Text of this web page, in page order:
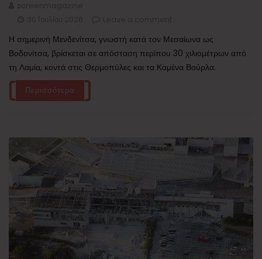
Η σημερινή Μενδενίτσα, γνωστή κατά τον Μεσαίωνα ως
Βοδονίτσα, βρίσκεται σε απόσταση περίπου 30 χιλιομέτρων από
τη Λαμία, κοντά στις Θερμοπύλες και τα Καμένα Βούρλα.
Περισσότερα